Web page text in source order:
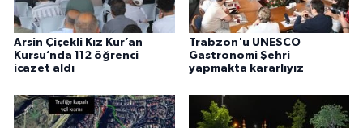
Arsin Çiçekli Kız Kur’an
Kursu’nda 112 öğrenci
icazet aldı
Trabzon'u UNESCO
Gastronomi Şehri
yapmakta kararlıyız